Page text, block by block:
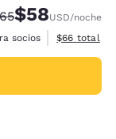
tachada:
Tarifa reducida:
$58USD/noche
socios
Ver detalles
$66 total